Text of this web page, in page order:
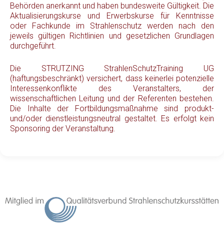
Behörden anerkannt und haben bundesweite Gültigkeit. Die
Aktualisierungskurse und Erwerbskurse für Kenntnisse
oder Fachkunde im Strahlenschutz werden nach den
jeweils gültigen Richtlinien und gesetzlichen Grundlagen
durchgeführt.
Die STRUTZING StrahlenSchutzTraining UG
(haftungsbeschränkt) versichert, dass keinerlei potenzielle
Interessenkonflikte des Veranstalters, der
wissenschaftlichen Leitung und der Referenten bestehen.
Die Inhalte der Fortbildungsmaßnahme sind produkt-
und/oder dienstleistungsneutral gestaltet. Es erfolgt kein
Sponsoring der Veranstaltung.